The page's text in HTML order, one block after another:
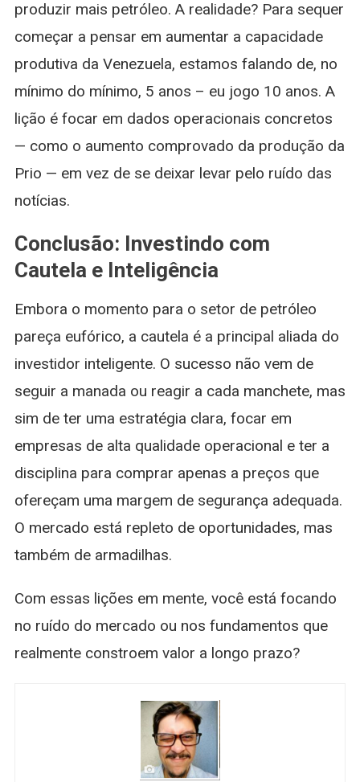
produzir mais petróleo. A realidade? Para sequer
começar a pensar em aumentar a capacidade
produtiva da Venezuela, estamos falando de, no
mínimo do mínimo, 5 anos – eu jogo 10 anos. A
lição é focar em dados operacionais concretos
— como o aumento comprovado da produção da
Prio — em vez de se deixar levar pelo ruído das
notícias.
Conclusão: Investindo com
Cautela e Inteligência
Embora o momento para o setor de petróleo
pareça eufórico, a cautela é a principal aliada do
investidor inteligente. O sucesso não vem de
seguir a manada ou reagir a cada manchete, mas
sim de ter uma estratégia clara, focar em
empresas de alta qualidade operacional e ter a
disciplina para comprar apenas a preços que
ofereçam uma margem de segurança adequada.
O mercado está repleto de oportunidades, mas
também de armadilhas.
Com essas lições em mente, você está focando
no ruído do mercado ou nos fundamentos que
realmente constroem valor a longo prazo?